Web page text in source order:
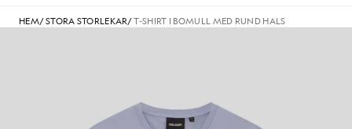
HEM/STORA STORLEKAR/T-SHIRT I BOMULL MED RUND HALS